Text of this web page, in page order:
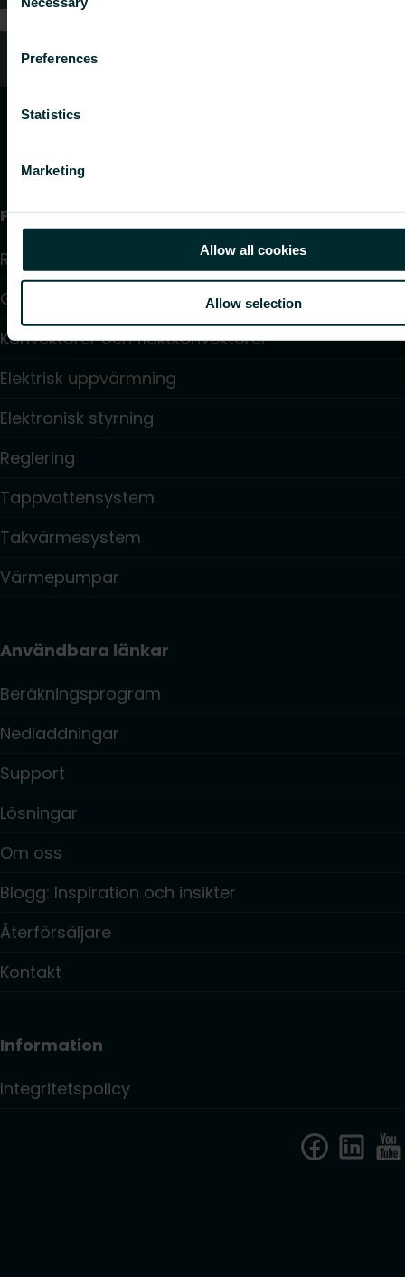
Selection
Preferences
Statistics
Marketing
Allow all cookies
Allow selection
Vanliga frågor
Produkter
Radiatorer
Golvvärme och golvkylning
Konvektorer och fläktkonvektorer
Elektrisk uppvärmning
Elektronisk styrning
Reglering
Tappvattensystem
Takvärmesystem
Värmepumpar
Användbara länkar
Beräkningsprogram
Nedladdningar
Support
Lösningar
Om oss
Blogg: Inspiration och insikter
Återförsäljare
Kontakt
Information
Integritetspolicy